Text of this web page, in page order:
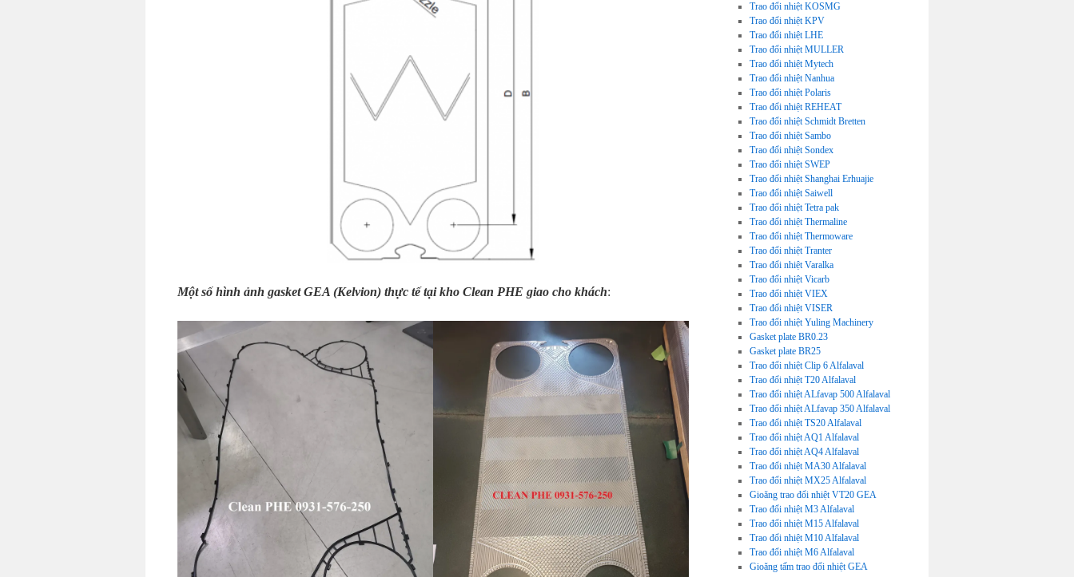
Một số hình ảnh gasket GEA (Kelvion) thực tế tại kho Clean PHE giao cho khách:
Trao đổi nhiệt KOSMG
Trao đổi nhiệt KPV
Trao đổi nhiệt LHE
Trao đổi nhiệt MULLER
Trao đổi nhiệt Mytech
Trao đổi nhiệt Nanhua
Trao đổi nhiệt Polaris
Trao đổi nhiệt REHEAT
Trao đổi nhiệt Schmidt Bretten
Trao đổi nhiệt Sambo
Trao đổi nhiệt Sondex
Trao đổi nhiệt SWEP
Trao đổi nhiệt Shanghai Erhuajie
Trao đổi nhiệt Saiwell
Trao đổi nhiệt Tetra pak
Trao đổi nhiệt Thermaline
Trao đổi nhiệt Thermoware
Trao đổi nhiệt Tranter
Trao đổi nhiệt Varalka
Trao đổi nhiệt Vicarb
Trao đổi nhiệt VIEX
Trao đổi nhiệt VISER
Trao đổi nhiệt Yuling Machinery
Gasket plate BR0.23
Gasket plate BR25
Trao đổi nhiệt Clip 6 Alfalaval
Trao đổi nhiệt T20 Alfalaval
Trao đổi nhiệt ALfavap 500 Alfalaval
Trao đổi nhiệt ALfavap 350 Alfalaval
Trao đổi nhiệt TS20 Alfalaval
Trao đổi nhiệt AQ1 Alfalaval
Trao đổi nhiệt AQ4 Alfalaval
Trao đổi nhiệt MA30 Alfalaval
Trao đổi nhiệt MX25 Alfalaval
Gioăng trao đổi nhiệt VT20 GEA
Trao đổi nhiệt M3 Alfalaval
Trao đổi nhiệt M15 Alfalaval
Trao đổi nhiệt M10 Alfalaval
Trao đổi nhiệt M6 Alfalaval
Gioăng tấm trao đổi nhiệt GEA